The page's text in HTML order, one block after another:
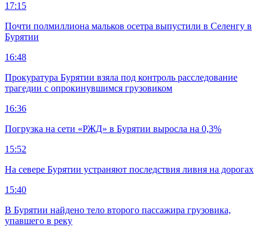
17:15
Почти полмиллиона мальков осетра выпустили в Селенгу в
Бурятии
16:48
Прокуратура Бурятии взяла под контроль расследование
трагедии с опрокинувшимся грузовиком
16:36
Погрузка на сети «РЖД» в Бурятии выросла на 0,3%
15:52
На севере Бурятии устраняют последствия ливня на дорогах
15:40
В Бурятии найдено тело второго пассажира грузовика,
упавшего в реку